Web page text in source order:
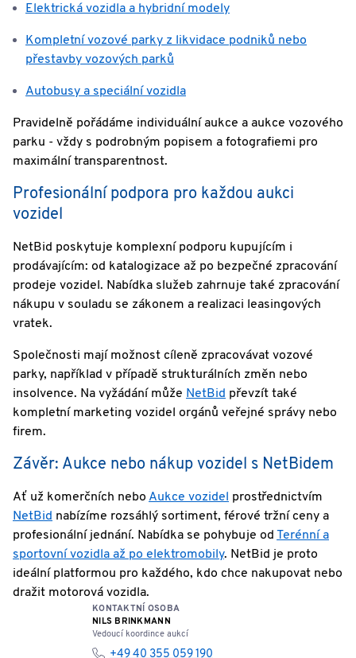
Elektrická vozidla a hybridní modely
Kompletní vozové parky z likvidace podniků nebo
přestavby vozových parků
Autobusy a speciální vozidla
Pravidelně pořádáme individuální aukce a aukce vozového
parku - vždy s podrobným popisem a fotografiemi pro
maximální transparentnost.
Profesionální podpora pro každou aukci
vozidel
NetBid poskytuje komplexní podporu kupujícím i
prodávajícím: od katalogizace až po bezpečné zpracování
prodeje vozidel. Nabídka služeb zahrnuje také zpracování
nákupu v souladu se zákonem a realizaci leasingových
vratek.
Společnosti mají možnost cíleně zpracovávat vozové
parky, například v případě strukturálních změn nebo
insolvence. Na vyžádání může NetBid převzít také
kompletní marketing vozidel orgánů veřejné správy nebo
firem.
Závěr: Aukce nebo nákup vozidel s NetBidem
Ať už komerčních nebo Aukce vozidel prostřednictvím
NetBid nabízíme rozsáhlý sortiment, férové tržní ceny a
profesionální jednání. Nabídka se pohybuje od Terénní a
sportovní vozidla až po elektromobily. NetBid je proto
ideální platformou pro každého, kdo chce nakupovat nebo
dražit motorová vozidla.
KONTAKTNÍ OSOBA
NILS BRINKMANN
Vedoucí koordince aukcí
+49 40 355 059 190